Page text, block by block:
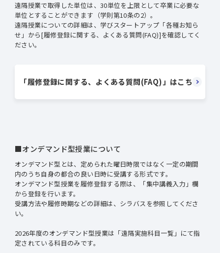
遠隔授業で取得した単位は、30単位を上限として卒業に必要な
単位とすることができます（学則第10条の2）。
遠隔授業についての詳細は、学びスタートアップ「各種お知ら
せ」から[履修登録に関する、よくある質問(FAQ)]を確認してく
ださい。
「履修登録に関する、よくある質問(FAQ)」はこちら
■オンデマンド型授業について
オンデマンド型とは、定められた曜日時限ではなく一定の期間
内のうち自身の都合の良い日時に受講する形式です。
オンデマンド型授業を履修登録する際は、「集中講義入力」欄
から登録を行います。
受講方法や履修時期などの詳細は、シラバスを参照してくださ
い。
2026年度のオンデマンド型授業は「遠隔実施科目一覧」にて指
定されている科目のみです。